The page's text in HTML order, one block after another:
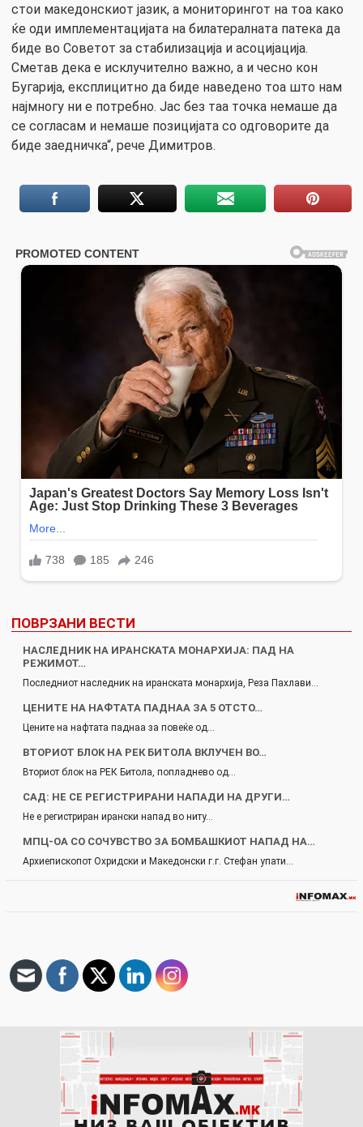
стои македонскиот јазик, а мониторингот на тоа како
ќе оди имплементацијата на билатералната патека да
биде во Советот за стабилизација и асоцијација.
Сметав дека е исклучително важно, а и чесно кон
Бугарија, експлицитно да биде наведено тоа што нам
најмногу ни е потребно. Јас без таа точка немаше да
се согласам и немаше позицијата со одговорите да
биде заедничка“, рече Димитров.
ПОВРЗАНИ ВЕСТИ
НАСЛЕДНИК НА ИРАНСКАТА МОНАРХИЈА: ПАД НА
РЕЖИМОТ…
Последниот наследник на иранската монархија, Реза Пахлави…
ЦЕНИТЕ НА НАФТАТА ПАДНАА ЗА 5 ОТСТО…
Цените на нафтата паднаа за повеќе од…
ВТОРИОТ БЛОК НА РЕК БИТОЛА ВКЛУЧЕН ВО…
Вториот блок на РЕК Битола, попладнево од…
САД: НЕ СЕ РЕГИСТРИРАНИ НАПАДИ НА ДРУГИ…
Не е регистриран ирански напад во ниту…
МПЦ-ОА СО СОЧУВСТВО ЗА БОМБАШКИОТ НАПАД НА…
Архиепископот Охридски и Македонски г.г. Стефан упати…